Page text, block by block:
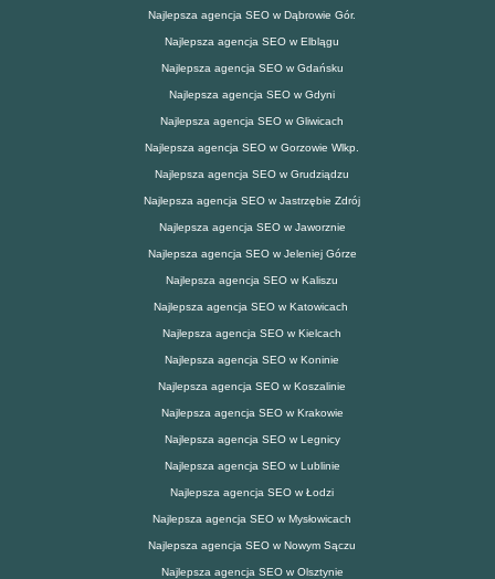
Najlepsza agencja SEO w Dąbrowie Gór.
Najlepsza agencja SEO w Elblągu
Najlepsza agencja SEO w Gdańsku
Najlepsza agencja SEO w Gdyni
Najlepsza agencja SEO w Gliwicach
Najlepsza agencja SEO w Gorzowie Wlkp.
Najlepsza agencja SEO w Grudziądzu
Najlepsza agencja SEO w Jastrzębie Zdrój
Najlepsza agencja SEO w Jaworznie
Najlepsza agencja SEO w Jeleniej Górze
Najlepsza agencja SEO w Kaliszu
Najlepsza agencja SEO w Katowicach
Najlepsza agencja SEO w Kielcach
Najlepsza agencja SEO w Koninie
Najlepsza agencja SEO w Koszalinie
Najlepsza agencja SEO w Krakowie
Najlepsza agencja SEO w Legnicy
Najlepsza agencja SEO w Lublinie
Najlepsza agencja SEO w Łodzi
Najlepsza agencja SEO w Mysłowicach
Najlepsza agencja SEO w Nowym Sączu
Najlepsza agencja SEO w Olsztynie